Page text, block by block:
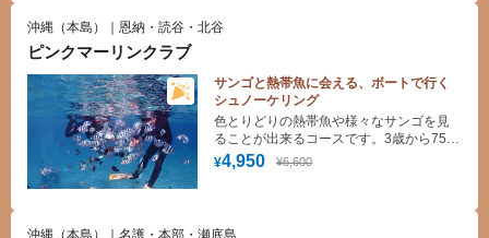
沖縄（本島）｜恩納・読谷・北谷
ピンクマーリンクラブ
サンゴと熱帯魚に会える、ボートで行く
シュノーケリング
¥4,950 ¥6,600
色とりどりの熱帯魚や様々なサンゴを見
ることが出来るコースです。3歳から75歳
までの方が参加出来て、お一人様からフ
ァミリーの方まで楽しんで頂けます。シ
ます。
沖縄（本島）｜名護・本部・瀬底島